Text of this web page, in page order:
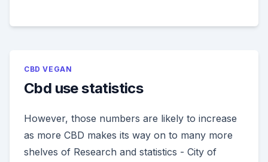
CBD VEGAN
Cbd use statistics
However, those numbers are likely to increase
as more CBD makes its way on to many more
shelves of Research and statistics - City of